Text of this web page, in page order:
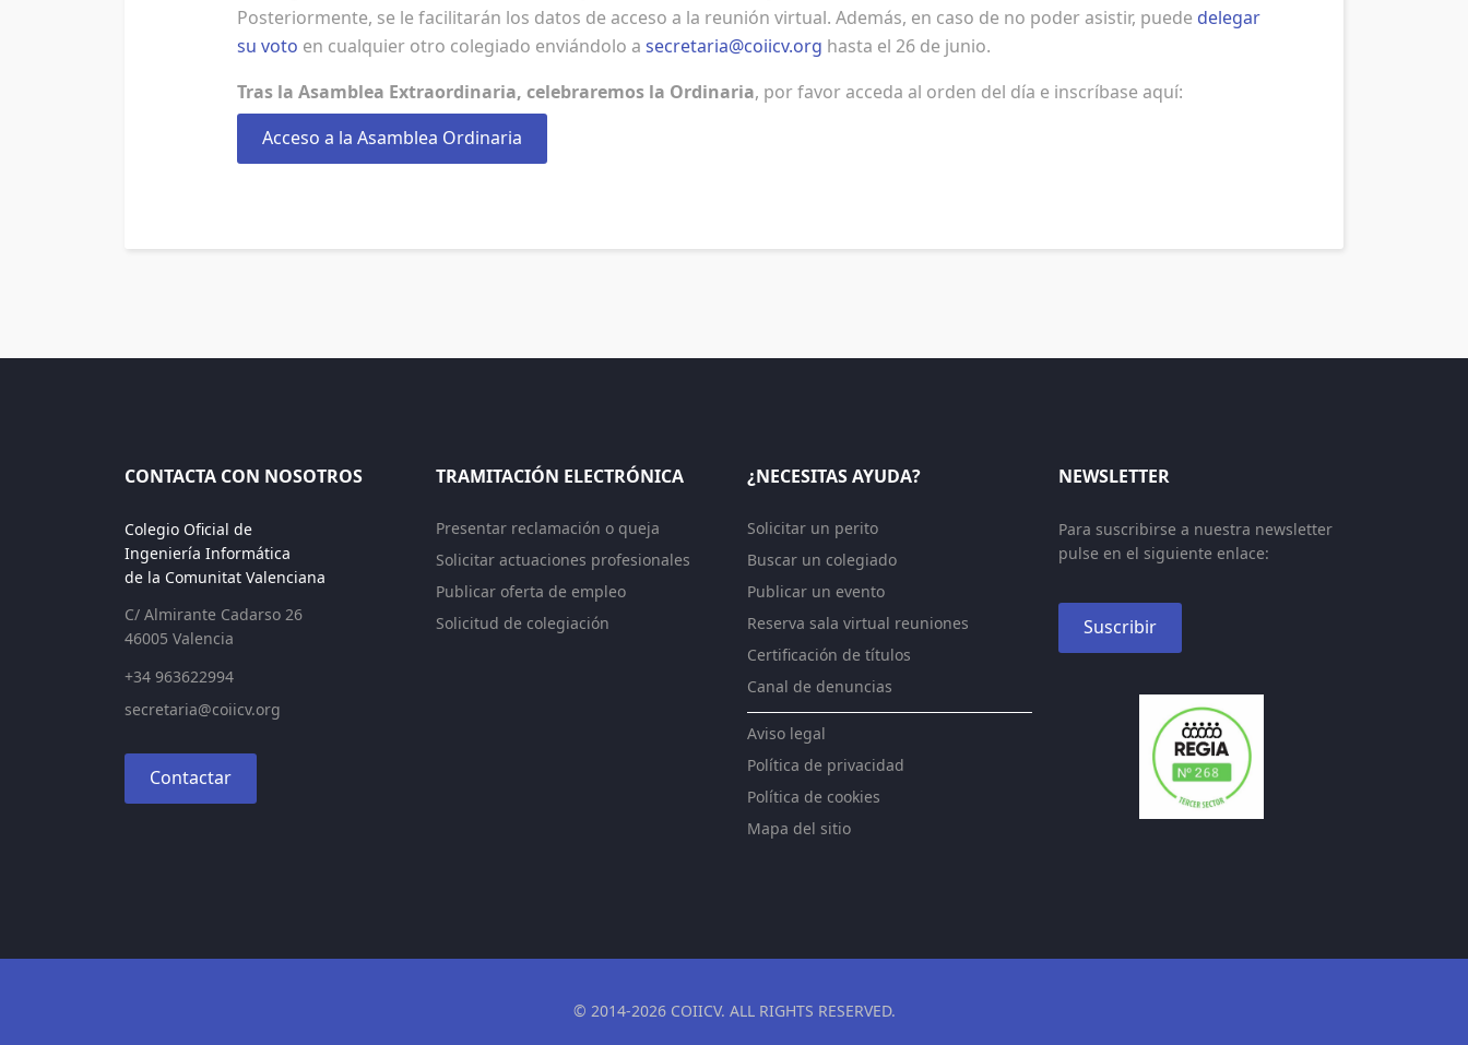
Posteriormente, se le facilitarán los datos de acceso a la reunión virtual. Además, en caso de no poder asistir, puede delegar
su voto en cualquier otro colegiado enviándolo a secretaria@coiicv.org hasta el 26 de junio.
Tras la Asamblea Extraordinaria, celebraremos la Ordinaria, por favor acceda al orden del día e inscríbase aquí:
Acceso a la Asamblea Ordinaria
CONTACTA CON NOSOTROS
Colegio Oficial de
Ingeniería Informática
de la Comunitat Valenciana
C/ Almirante Cadarso 26
46005 Valencia
+34 963622994
secretaria@coiicv.org
Contactar
TRAMITACIÓN ELECTRÓNICA
Presentar reclamación o queja
Solicitar actuaciones profesionales
Publicar oferta de empleo
Solicitud de colegiación
¿NECESITAS AYUDA?
Solicitar un perito
Buscar un colegiado
Publicar un evento
Reserva sala virtual reuniones
Certificación de títulos
Canal de denuncias
Aviso legal
Política de privacidad
Política de cookies
Mapa del sitio
NEWSLETTER
Para suscribirse a nuestra newsletter
pulse en el siguiente enlace:
Suscribir
© 2014-2026 COIICV. ALL RIGHTS RESERVED.